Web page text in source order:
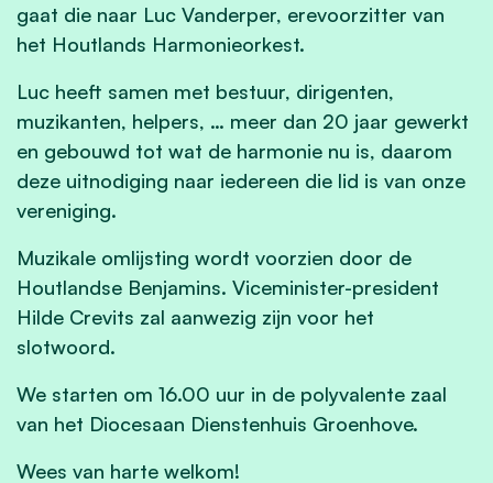
gaat die naar Luc Vanderper, erevoorzitter van
het Houtlands Harmonieorkest.
Luc heeft samen met bestuur, dirigenten,
muzikanten, helpers, … meer dan 20 jaar gewerkt
en gebouwd tot wat de harmonie nu is, daarom
deze uitnodiging naar iedereen die lid is van onze
vereniging.
Muzikale omlijsting wordt voorzien door de
Houtlandse Benjamins. Viceminister-president
Hilde Crevits zal aanwezig zijn voor het
slotwoord.
We starten om 16.00 uur in de polyvalente zaal
van het Diocesaan Dienstenhuis Groenhove.
Wees van harte welkom!